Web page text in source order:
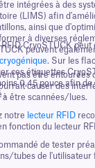
intégrées à des
(LIMS) afin
ainsi que
à diverses
peuvent
cryogénique. Sur les
ces étiquettes
0,45 pouce afin
.
CryoSTUCK peut
pas être entourées
causer des
être scannées/lues.
notre lecteur RFID
fonction du lecteur
de tester
tubes de l'utilisateur